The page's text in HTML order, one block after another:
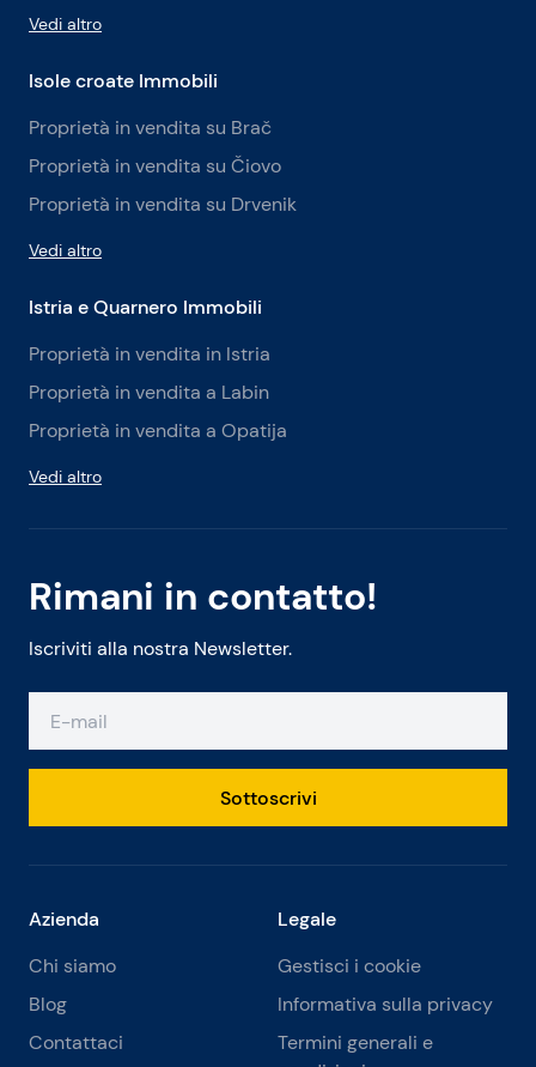
Rimani in contatto!
Iscriviti alla nostra Newsletter.
Sottoscrivi
Vedi altro
Isole croate Immobili
Proprietà in vendita su Brač
Proprietà in vendita su Čiovo
Proprietà in vendita su Drvenik
Vedi altro
Istria e Quarnero Immobili
Proprietà in vendita in Istria
Proprietà in vendita a Labin
Proprietà in vendita a Opatija
Vedi altro
Azienda
Chi siamo
Blog
Contattaci
Legale
Gestisci i cookie
Informativa sulla privacy
Termini generali e